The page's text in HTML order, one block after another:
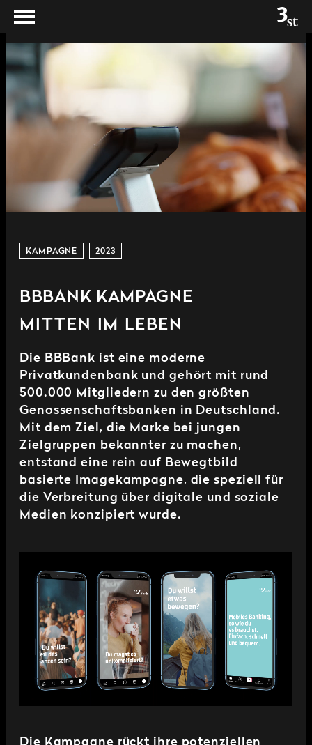
KAMPAGNE 2023
BBBANK KAMPAGNE
MITTEN IM LEBEN
Die BBBank ist eine moderne
Privatkundenbank und gehört mit rund
500.000 Mitgliedern zu den größten
Genossenschaftsbanken in Deutschland.
Mit dem Ziel, die Marke bei jungen
Zielgruppen bekannter zu machen,
entstand eine rein auf Bewegtbild
basierte Imagekampagne, die speziell für
die Verbreitung über digitale und soziale
Medien konzipiert wurde.
Die Kampagne rückt ihre potenziellen